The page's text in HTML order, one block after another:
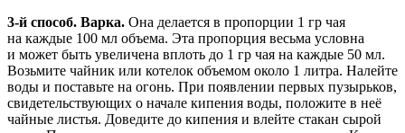
3-й способ. Варка. Она делается в пропорции 1 гр чая
на каждые 100 мл объема. Эта пропорция весьма условна
и может быть увеличена вплоть до 1 гр чая на каждые 50 мл.
Возьмите чайник или котелок объемом около 1 литра. Налейте
воды и поставьте на огонь. При появлении первых пузырьков,
свидетельствующих о начале кипения воды, положите в неё
чайные листья. Доведите до кипения и влейте стакан сырой